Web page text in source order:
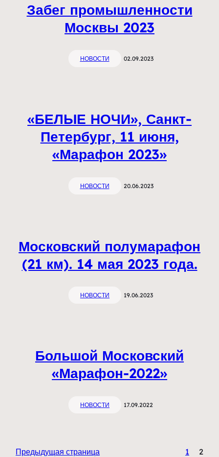
Забег промышленности
Москвы 2023
НОВОСТИ 02.09.2023
«БЕЛЫЕ НОЧИ», Санкт-
Петербург, 11 июня,
«Марафон 2023»
НОВОСТИ 20.06.2023
Московский полумарафон
(21 км). 14 мая 2023 года.
НОВОСТИ 19.06.2023
Большой Московский
«Марафон-2022»
НОВОСТИ 17.09.2022
Предыдущая страница 1 2